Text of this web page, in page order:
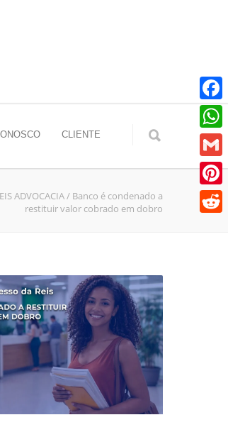
CLIENTE
ADVOCACIA/ Banco é condenado a
restituir valor cobrado em dobro
Gmail